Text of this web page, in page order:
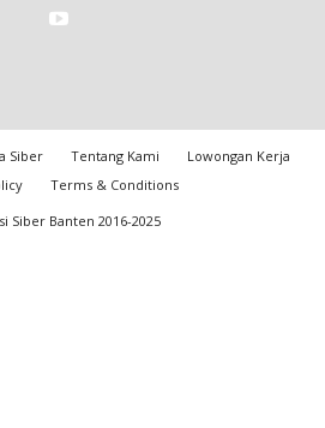
Siber Tentang Kami
Lowongan Kerja
Terms & Conditions
Siber Banten 2016-2025